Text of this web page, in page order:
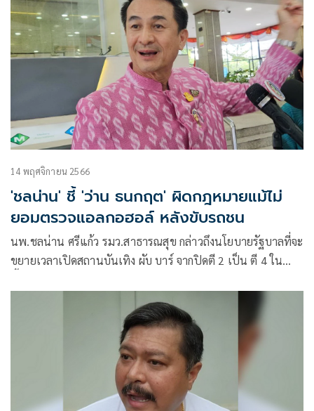
14 พฤศจิกายน 2566
'ชลน่าน' ชี้ 'ว่าน ธนกฤต' ผิดกฎหมายแม้ไม่
ยอมตรวจแอลกอฮอล์ หลังขับรถชน
นพ.ชลน่าน ศรีแก้ว รมว.สาธารณสุข กล่าวถึงนโยบายรัฐบาลที่จะ
ขยายเวลาเปิดสถานบันเทิง ผับ บาร์ จากปิดตี 2 เป็น ตี 4 ใน
นโยบายส่งเสริมเศรษฐกิจต้องไม่กระทบกับสุขภาพด้วย มาตรการ
ดูแลอย่างน้อยต้องคงเดิม